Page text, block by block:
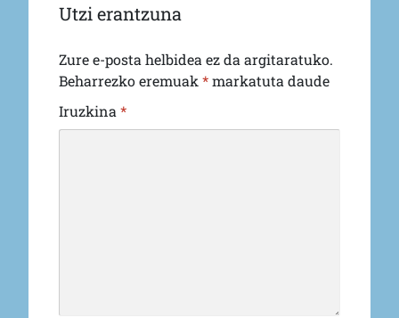
Utzi erantzuna
Zure e-posta helbidea ez da argitaratuko.
Beharrezko eremuak *markatuta daude
Iruzkina *